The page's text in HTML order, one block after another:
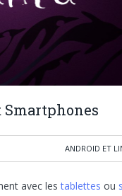
ANDROID ET
avec lestablettes ou